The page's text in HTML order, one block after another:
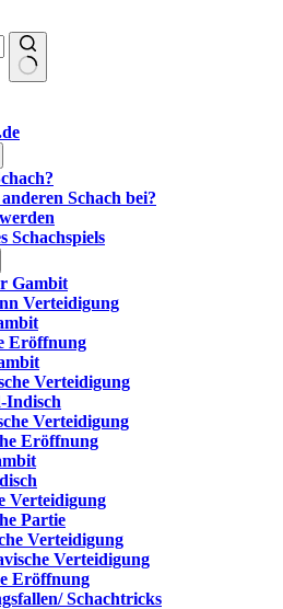
Schach bei?
Schachspiels
Gambit
Verteidigung
Eröffnung
Verteidigung
Indisch
Verteidigung
Eröffnung
Verteidigung
Partie
Verteidigung
Verteidigung
Eröffnung
Schachtricks